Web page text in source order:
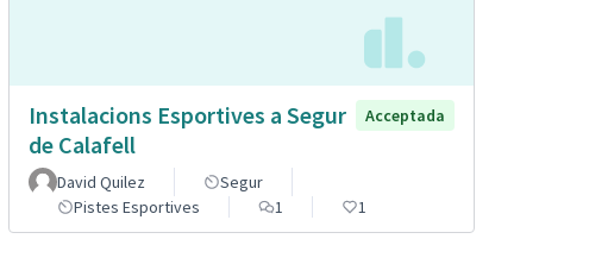
Instalacions Esportives a Segur
de Calafell
Acceptada
David Quilez
Segur
Pistes Esportives
1 1